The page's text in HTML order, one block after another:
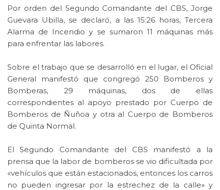
Por orden del Segundo Comandante del CBS, Jorge
Guevara Ubilla, se declaró, a las 15:26 horas, Tercera
Alarma de Incendio y se sumaron 11 máquinas más
para enfrentar las labores.
Sobre el trabajo que se desarrolló en el lugar, el Oficial
General manifestó que congregó 250 Bomberos y
Bomberas, 29 máquinas, dos de ellas
correspondientes al apoyo prestado por Cuerpo de
Bomberos de Ñuñoa y otra al Cuerpo de Bomberos
de Quinta Normal.
El Segundo Comandante del CBS manifestó a la
prensa que la labor de bomberos se vio dificultada por
«vehículos que están estacionados, entonces los carros
no pueden ingresar por la estrechez de la calle» y